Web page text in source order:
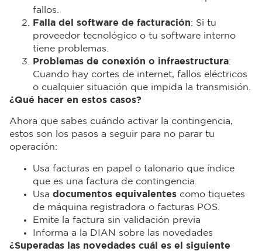
fallos.
Falla del software de facturación: Si tu
proveedor tecnológico o tu software interno
tiene problemas.
Problemas de conexión o infraestructura:
Cuando hay cortes de internet, fallos eléctricos
o cualquier situación que impida la transmisión.
¿Qué hacer en estos casos?
Ahora que sabes cuándo activar la contingencia,
estos son los pasos a seguir para no parar tu
operación:
Usa facturas en papel o talonario que índice
que es una factura de contingencia.
Usa documentos equivalentes como tiquetes
de máquina registradora o facturas POS.
Emite la factura sin validación previa
Informa a la DIAN sobre las novedades
¿Superadas las novedades cuál es el siguiente